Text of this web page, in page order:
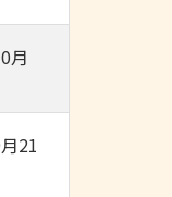
月
21